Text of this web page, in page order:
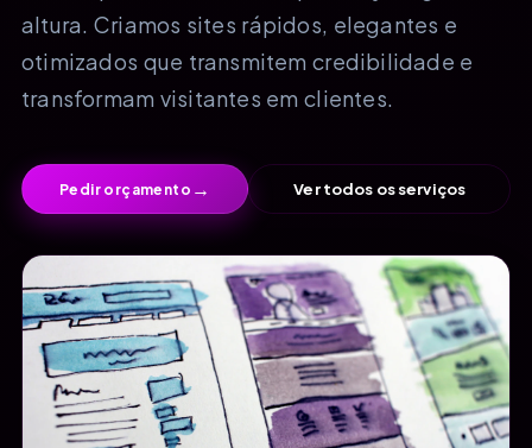
altura. Criamos sites rápidos, elegantes e
otimizados que transmitem credibilidade e
transformam visitantes em clientes.
Pedir orçamento → Ver todos os serviços